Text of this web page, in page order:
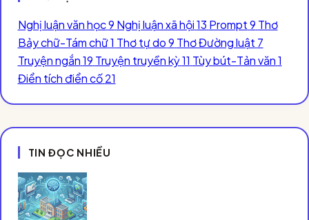
Nghị luận văn học9 Nghị luận xã hội13 Prompt9 Thơ
Bảy chữ-Tám chữ1 Thơ tự do9 Thơ Đường luật 7
Truyện ngắn19 Truyện truyền kỳ11 Tùy bút-Tản văn1
Điển tích điển cố 21
TIN ĐỌC NHIỀU